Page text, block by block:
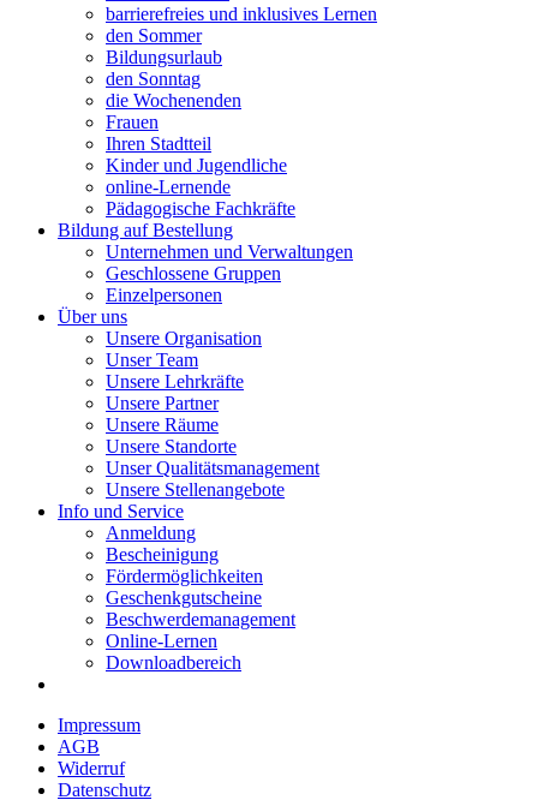
barrierefreies und inklusives Lernen
den Sommer
Bildungsurlaub
den Sonntag
die Wochenenden
Frauen
Ihren Stadtteil
Kinder und Jugendliche
online-Lernende
Pädagogische Fachkräfte
Bildung auf Bestellung
Unternehmen und Verwaltungen
Geschlossene Gruppen
Einzelpersonen
Über uns
Unsere Organisation
Unser Team
Unsere Lehrkräfte
Unsere Partner
Unsere Räume
Unsere Standorte
Unser Qualitätsmanagement
Unsere Stellenangebote
Info und Service
Anmeldung
Bescheinigung
Fördermöglichkeiten
Geschenkgutscheine
Beschwerdemanagement
Online-Lernen
Downloadbereich
Impressum
AGB
Widerruf
Datenschutz